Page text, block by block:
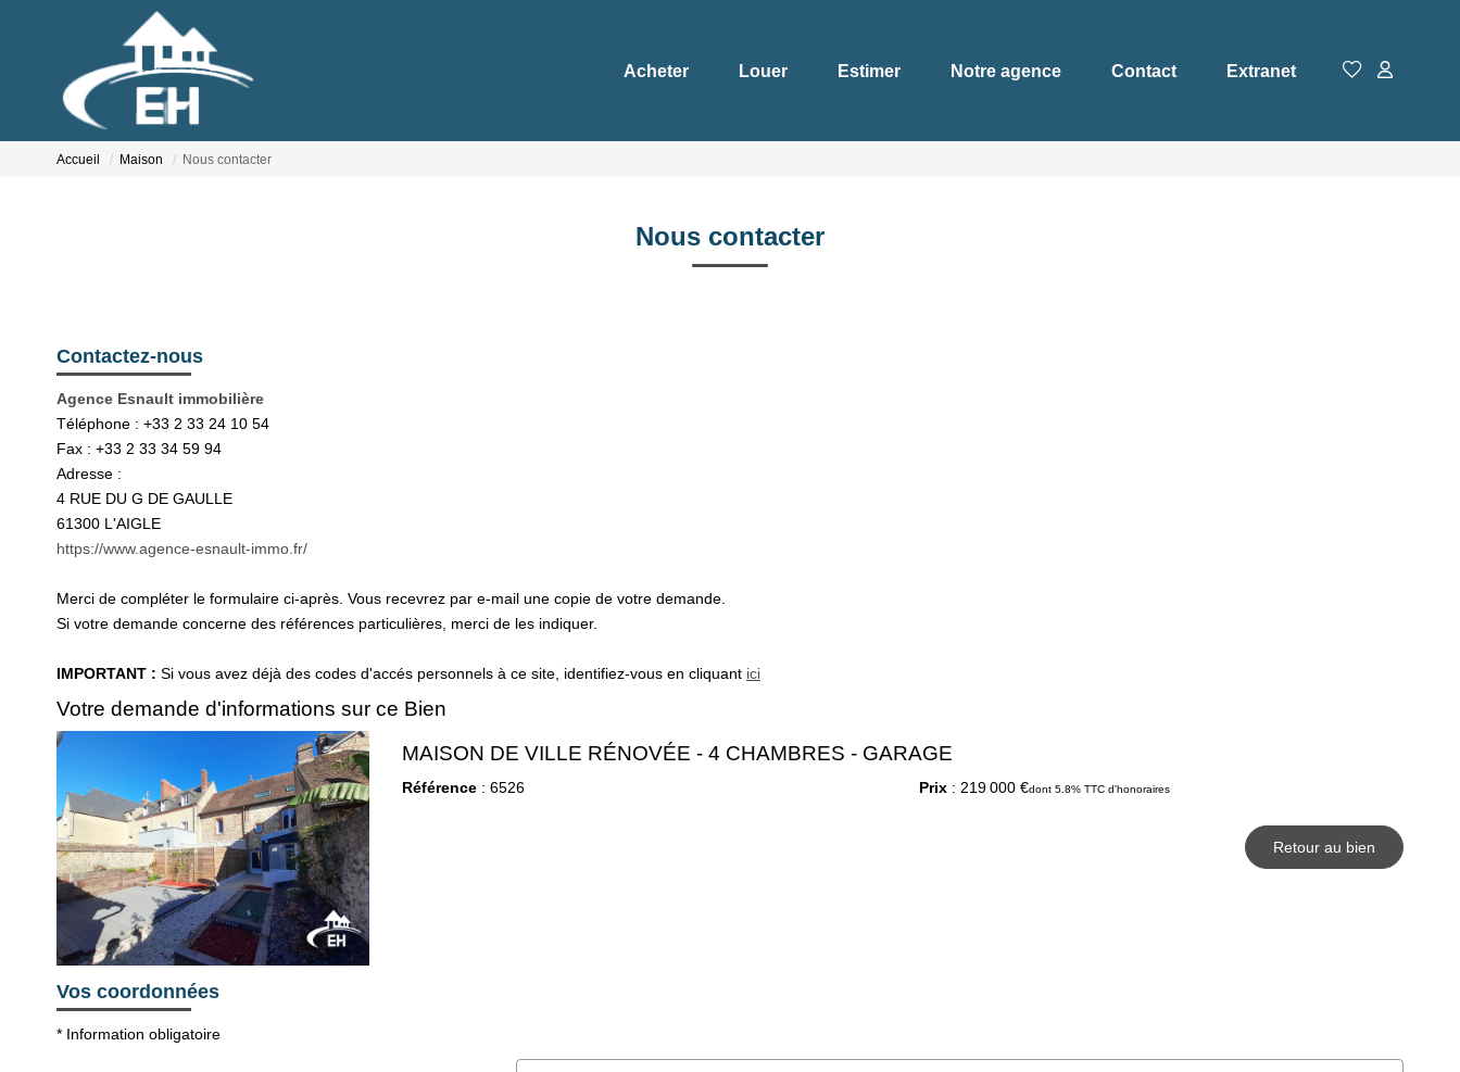
Acheter Louer Estimer Notre agence Contact Extranet
Accueil Maison Nous contacter
Nous contacter
Contactez-nous
Agence Esnault immobilière
Téléphone : +33 2 33 24 10 54
Fax : +33 2 33 34 59 94
Adresse :
4 RUE DU G DE GAULLE
61300 L'AIGLE
https://www.agence-esnault-immo.fr/
Merci de compléter le formulaire ci-après. Vous recevrez par e-mail une copie de votre demande.
Si votre demande concerne des références particulières, merci de les indiquer.
IMPORTANT : Si vous avez déjà des codes d'accés personnels à ce site, identifiez-vous en cliquant ici
Votre demande d'informations sur ce Bien
MAISON DE VILLE RÉNOVÉE - 4 CHAMBRES - GARAGE
Référence: 6526 Prix: 219 000 €dont 5.8% TTC d'honoraires
Retour au bien
Vos coordonnées
* Information obligatoire